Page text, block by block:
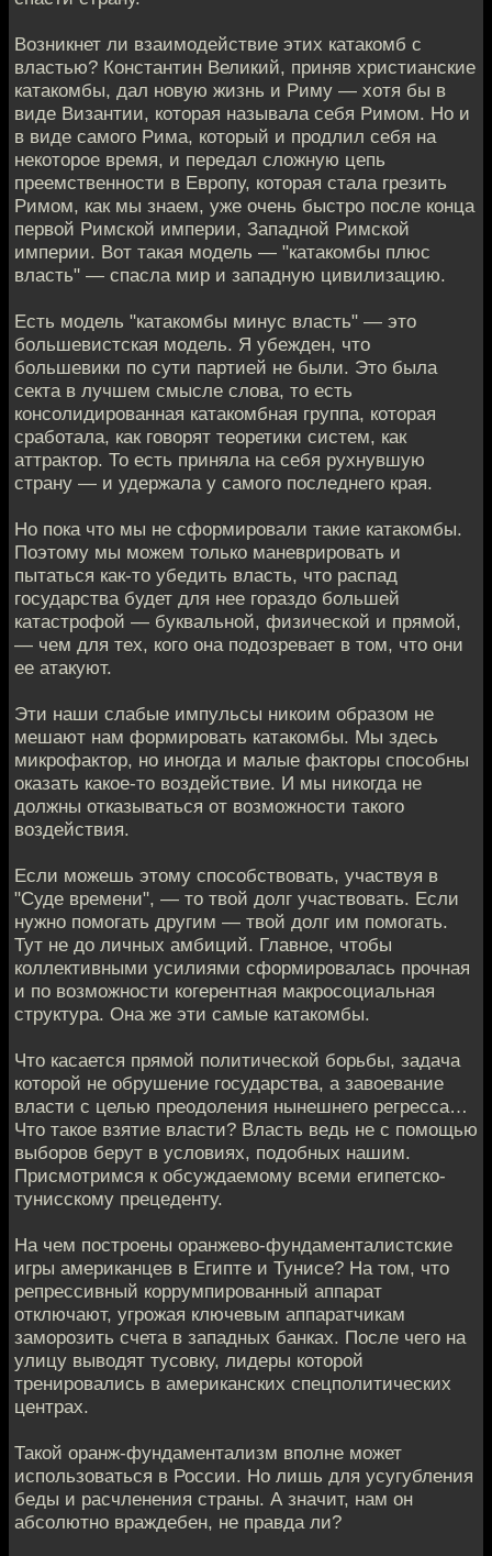
Возникнет ли взаимодействие этих катакомб с
властью? Константин Великий, приняв христианские
катакомбы, дал новую жизнь и Риму — хотя бы в
виде Византии, которая называла себя Римом. Но и
в виде самого Рима, который и продлил себя на
некоторое время, и передал сложную цепь
преемственности в Европу, которая стала грезить
Римом, как мы знаем, уже очень быстро после конца
первой Римской империи, Западной Римской
империи. Вот такая модель — "катакомбы плюс
власть" — спасла мир и западную цивилизацию.
Есть модель "катакомбы минус власть" — это
большевистская модель. Я убежден, что
большевики по сути партией не были. Это была
секта в лучшем смысле слова, то есть
консолидированная катакомбная группа, которая
сработала, как говорят теоретики систем, как
аттрактор. То есть приняла на себя рухнувшую
страну — и удержала у самого последнего края.
Но пока что мы не сформировали такие катакомбы.
Поэтому мы можем только маневрировать и
пытаться как-то убедить власть, что распад
государства будет для нее гораздо большей
катастрофой — буквальной, физической и прямой,
— чем для тех, кого она подозревает в том, что они
ее атакуют.
Эти наши слабые импульсы никоим образом не
мешают нам формировать катакомбы. Мы здесь
микрофактор, но иногда и малые факторы способны
оказать какое-то воздействие. И мы никогда не
должны отказываться от возможности такого
воздействия.
Если можешь этому способствовать, участвуя в
"Суде времени", — то твой долг участвовать. Если
нужно помогать другим — твой долг им помогать.
Тут не до личных амбиций. Главное, чтобы
коллективными усилиями сформировалась прочная
и по возможности когерентная макросоциальная
структура. Она же эти самые катакомбы.
Что касается прямой политической борьбы, задача
которой не обрушение государства, а завоевание
власти с целью преодоления нынешнего регресса…
Что такое взятие власти? Власть ведь не с помощью
выборов берут в условиях, подобных нашим.
Присмотримся к обсуждаемому всеми египетско-
тунисскому прецеденту.
На чем построены оранжево-фундаменталистские
игры американцев в Египте и Тунисе? На том, что
репрессивный коррумпированный аппарат
отключают, угрожая ключевым аппаратчикам
заморозить счета в западных банках. После чего на
улицу выводят тусовку, лидеры которой
тренировались в американских спецполитических
центрах.
Такой оранж-фундаментализм вполне может
использоваться в России. Но лишь для усугубления
беды и расчленения страны. А значит, нам он
абсолютно враждебен, не правда ли?